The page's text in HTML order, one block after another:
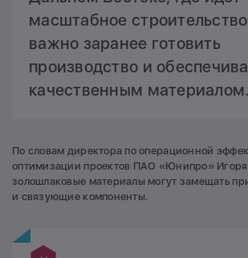
масштабное
важно заранее готовить
производство и
качественным материалом.
По словам директора по операционной
оптимизации проектов ПАО «Юнипро»
золошлаковые материалы могут замещать
и связующие компоненты.